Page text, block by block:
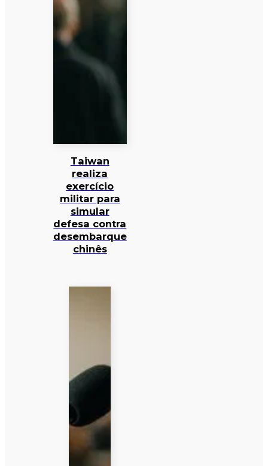
Taiwan
realiza
exercício
militar para
simular
defesa contra
desembarque
chinês